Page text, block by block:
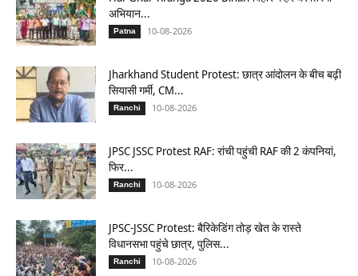
अभियान...
Patna 10-08-2026
Jharkhand Student Protest: छात्र आंदोलन के बीच बढ़ी
सियासी गर्मी, CM...
Ranchi 10-08-2026
JPSC JSSC Protest RAF: रांची पहुंची RAF की 2 कंपनियां,
फिर...
Ranchi 10-08-2026
JPSC-JSSC Protest: बैरिकेडिंग तोड़ खेत के रास्ते
विधानसभा पहुंचे छात्र, पुलिस...
Ranchi 10-08-2026